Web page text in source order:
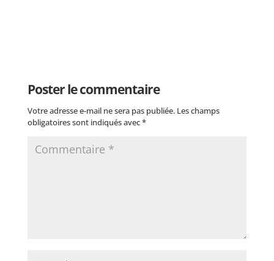
Poster le commentaire
Votre adresse e-mail ne sera pas publiée. Les champs
obligatoires sont indiqués avec*